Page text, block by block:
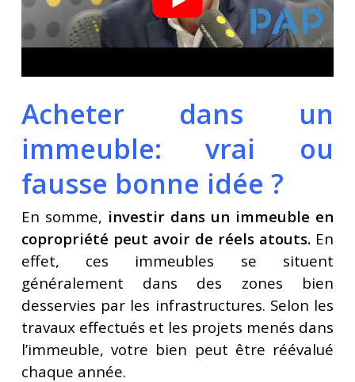
Acheter dans un
immeuble: vrai ou
fausse bonne idée ?
En somme, investir dans un immeuble en
copropriété peut avoir de réels atouts. En
effet, ces immeubles se situent
généralement dans des zones bien
desservies par les infrastructures. Selon les
travaux effectués et les projets menés dans
l’immeuble, votre bien peut être réévalué
chaque année.